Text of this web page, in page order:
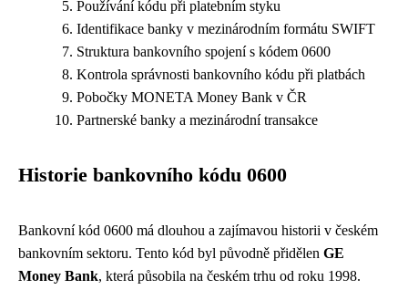
Používání kódu při platebním styku
Identifikace banky v mezinárodním formátu SWIFT
Struktura bankovního spojení s kódem 0600
Kontrola správnosti bankovního kódu při platbách
Pobočky MONETA Money Bank v ČR
Partnerské banky a mezinárodní transakce
Historie bankovního kódu 0600
Bankovní kód 0600 má dlouhou a zajímavou historii v českém
bankovním sektoru. Tento kód byl původně přidělen GE
Money Bank, která působila na českém trhu od roku 1998.